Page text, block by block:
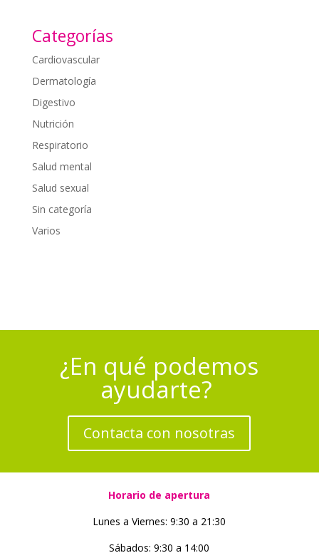
Categorías
Cardiovascular
Dermatología
Digestivo
Nutrición
Respiratorio
Salud mental
Salud sexual
Sin categoría
Varios
¿En qué podemos
ayudarte?
Contacta con nosotras
Horario de apertura
Lunes a Viernes: 9:30 a 21:30
Sábados: 9:30 a 14:00